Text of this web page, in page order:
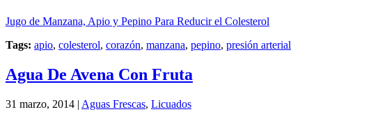
Jugo de Manzana, Apio y Pepino Para Reducir el Colesterol
Tags: apio, colesterol, corazón, manzana, pepino, presión arterial
Agua De Avena Con Fruta
31 marzo, 2014 | Aguas Frescas, Licuados